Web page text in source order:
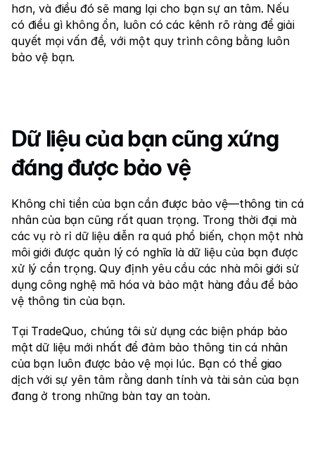
hơn, và điều đó sẽ mang lại cho bạn sự an tâm. Nếu
có điều gì không ổn, luôn có các kênh rõ ràng để giải
quyết mọi vấn đề, với một quy trình công bằng luôn
bảo vệ bạn.
Dữ liệu của bạn cũng xứng
đáng được bảo vệ
Không chỉ tiền của bạn cần được bảo vệ—thông tin cá
nhân của bạn cũng rất quan trọng. Trong thời đại mà
các vụ rò rỉ dữ liệu diễn ra quá phổ biến, chọn một nhà
môi giới được quản lý có nghĩa là dữ liệu của bạn được
xử lý cẩn trọng. Quy định yêu cầu các nhà môi giới sử
dụng công nghệ mã hóa và bảo mật hàng đầu để bảo
vệ thông tin của bạn.
Tại TradeQuo, chúng tôi sử dụng các biện pháp bảo
mật dữ liệu mới nhất để đảm bảo thông tin cá nhân
của bạn luôn được bảo vệ mọi lúc. Bạn có thể giao
dịch với sự yên tâm rằng danh tính và tài sản của bạn
đang ở trong những bàn tay an toàn.